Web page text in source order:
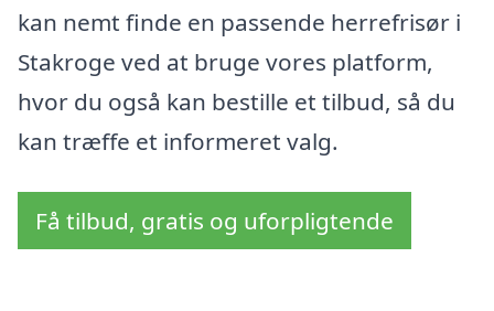
kan nemt finde en passende herrefrisør i
Stakroge ved at bruge vores platform,
hvor du også kan bestille et tilbud, så du
kan træffe et informeret valg.
Få tilbud, gratis og uforpligtende